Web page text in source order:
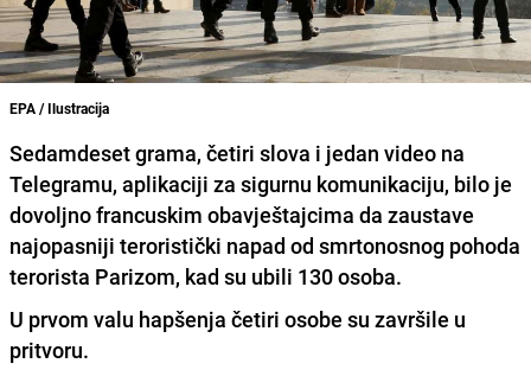
EPA / Ilustracija
Sedamdeset grama, četiri slova i jedan video na
Telegramu, aplikaciji za sigurnu komunikaciju, bilo je
dovoljno francuskim obavještajcima da zaustave
najopasniji teroristički napad od smrtonosnog pohoda
terorista Parizom, kad su ubili 130 osoba.
U prvom valu hapšenja četiri osobe su završile u
pritvoru.